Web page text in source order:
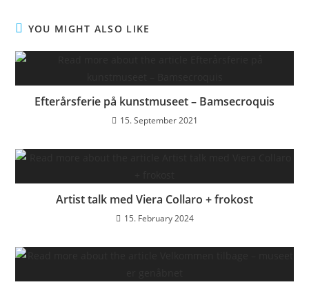
YOU MIGHT ALSO LIKE
Efterårsferie på kunstmuseet – Bamsecroquis
15. September 2021
Artist talk med Viera Collaro + frokost
15. February 2024